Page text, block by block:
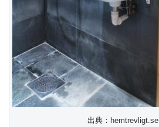
出典：hemtrevligt.se